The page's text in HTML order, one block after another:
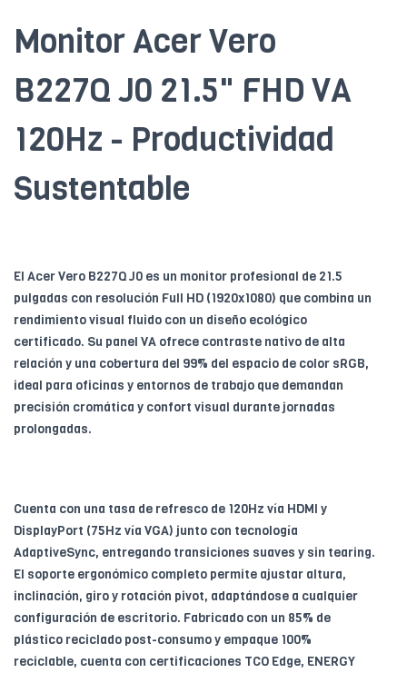
Monitor Acer Vero
B227Q J0 21.5" FHD VA
120Hz - Productividad
Sustentable
El Acer Vero B227Q J0 es un monitor profesional de 21.5
pulgadas con resolución Full HD (1920x1080) que combina un
rendimiento visual fluido con un diseño ecológico
certificado. Su panel VA ofrece contraste nativo de alta
relación y una cobertura del 99% del espacio de color sRGB,
ideal para oficinas y entornos de trabajo que demandan
precisión cromática y confort visual durante jornadas
prolongadas.
Cuenta con una tasa de refresco de 120Hz vía HDMI y
DisplayPort (75Hz vía VGA) junto con tecnología
AdaptiveSync, entregando transiciones suaves y sin tearing.
El soporte ergonómico completo permite ajustar altura,
inclinación, giro y rotación pivot, adaptándose a cualquier
configuración de escritorio. Fabricado con un 85% de
plástico reciclado post-consumo y empaque 100%
reciclable, cuenta con certificaciones TCO Edge, ENERGY